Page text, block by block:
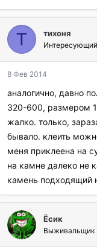
Т тихоня
8 Фев 2014
аналогично, давно
320-600, размером
жалко. только,
бывало. клеить
меня приклеена на
на камне далеко не
камень подходящий
Ёсик
Выживальщик